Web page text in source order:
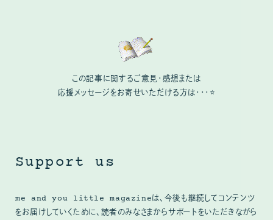
この記事に関するご意見・感想または
応援メッセージをお寄せいただける方は・・・⭐
Support us
me and you little magazineは、今後も継続してコンテンツ
をお届けしていくために、読者のみなさまからサポートをいただきながら